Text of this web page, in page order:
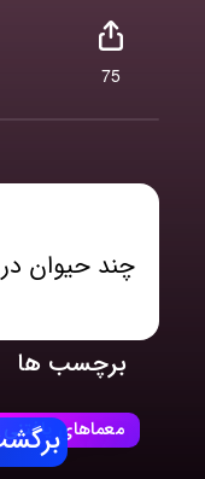
75
چند حیوان
برچسب ها
معماهای یافتنی